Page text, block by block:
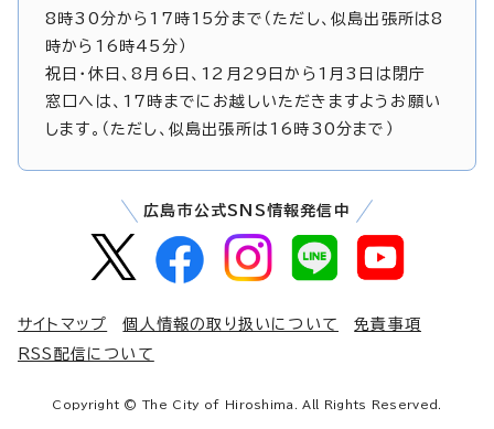
8時30分から17時15分まで（ただし、似島出張所は8
時から16時45分）
祝日・休日、8月6日、12月29日から1月3日は閉庁
窓口へは、17時までにお越しいただきますようお願い
します。（ただし、似島出張所は16時30分まで）
広島市公式SNS情報発信中
サイトマップ 個人情報の取り扱いについて
免責事項
RSS配信について
Copyright © The City of Hiroshima. All Rights Reserved.